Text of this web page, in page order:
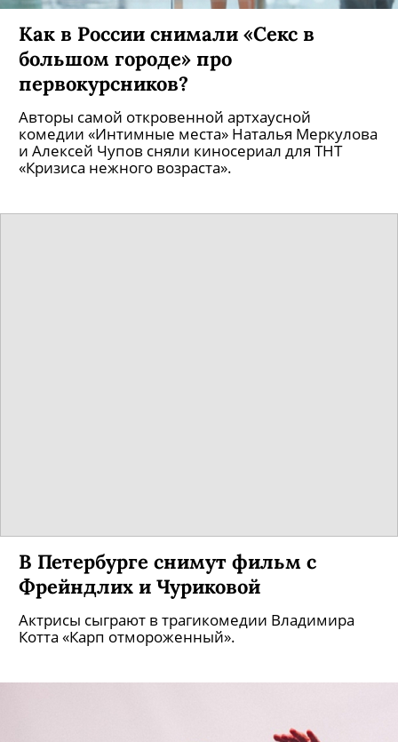
Как в России снимали «Секс в
большом городе» про
первокурсников?
Авторы самой откровенной артхаусной
комедии «Интимные места» Наталья Меркулова
и Алексей Чупов сняли киносериал для ТНТ
«Кризиса нежного возраста».
В Петербурге снимут фильм с
Фрейндлих и Чуриковой
Актрисы сыграют в трагикомедии Владимира
Котта «Карп отмороженный».